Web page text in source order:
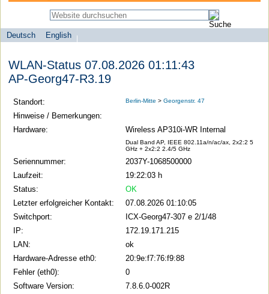
Sprachauswahl
Deutsch
English
search-menu
Universität
zu
Berlin
Computer-
Medienservice
WLAN-Status 07.08.2026 01:11:43
AP-Georg47-R3.19
Standort: Berlin-Mitte >Georgenstr. 47
Hinweise / Bemerkungen:
Hardware:
Wireless AP310i-WR Internal
Dual Band AP, IEEE 802.11a/n/ac/ax, 2x2:2 5
GHz + 2x2:2 2.4/5 GHz
Seriennummer:
2037Y-1068500000
Laufzeit:
19:22:03 h
Status:
OK
Letzter erfolgreicher Kontakt:
07.08.2026 01:10:05
Switchport:
ICX-Georg47-307 e 2/1/48
IP:
172.19.171.215
LAN:
ok
Hardware-Adresse eth0:
20:9e:f7:76:f9:88
Fehler (eth0):
0
Software Version:
7.8.6.0-002R